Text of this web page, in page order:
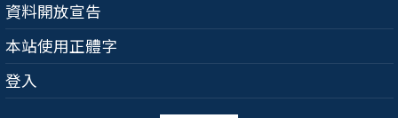
資料開放宣告
本站使用正體字
登入